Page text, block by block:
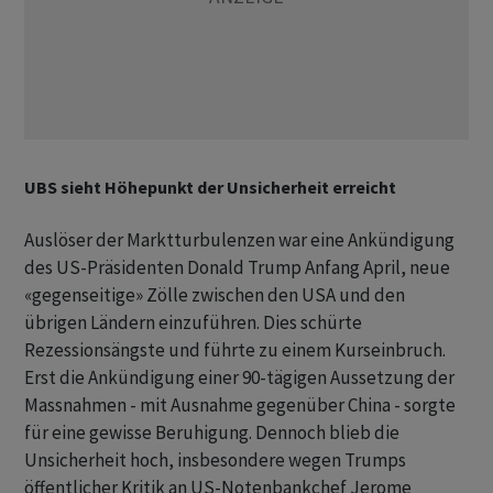
UBS sieht Höhepunkt der Unsicherheit erreicht
Auslöser der Marktturbulenzen war eine Ankündigung
des US-Präsidenten Donald Trump Anfang April, neue
«gegenseitige» Zölle zwischen den USA und den
übrigen Ländern einzuführen. Dies schürte
Rezessionsängste und führte zu einem Kurseinbruch.
Erst die Ankündigung einer 90-tägigen Aussetzung der
Massnahmen - mit Ausnahme gegenüber China - sorgte
für eine gewisse Beruhigung. Dennoch blieb die
Unsicherheit hoch, insbesondere wegen Trumps
öffentlicher Kritik an US-Notenbankchef Jerome